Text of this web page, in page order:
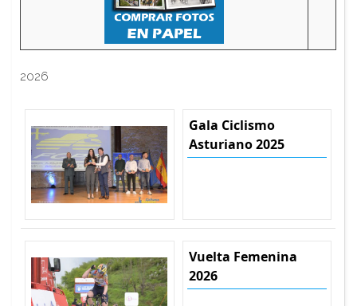
2026
Gala Ciclismo
Asturiano 2025
Vuelta Femenina
2026